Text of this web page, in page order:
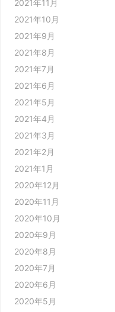
2021年11月
2021年10月
2021年9月
2021年8月
2021年7月
2021年6月
2021年5月
2021年4月
2021年3月
2021年2月
2021年1月
2020年12月
2020年11月
2020年10月
2020年9月
2020年8月
2020年7月
2020年6月
2020年5月